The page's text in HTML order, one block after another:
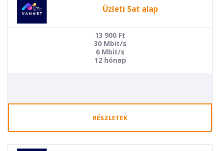
Üzleti Sat alap
13 900 Ft
30 Mbit/s
6 Mbit/s
12 hónap
RÉSZLETEK